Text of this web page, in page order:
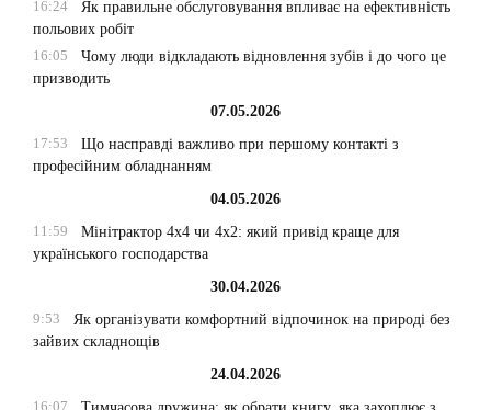
16:24
Як правильне обслуговування впливає на ефективність
польових робіт
16:05
Чому люди відкладають відновлення зубів і до чого це
призводить
07.05.2026
17:53
Що насправді важливо при першому контакті з
професійним обладнанням
04.05.2026
11:59
Мінітрактор 4х4 чи 4х2: який привід краще для
українського господарства
30.04.2026
9:53
Як організувати комфортний відпочинок на природі без
зайвих складнощів
24.04.2026
16:07